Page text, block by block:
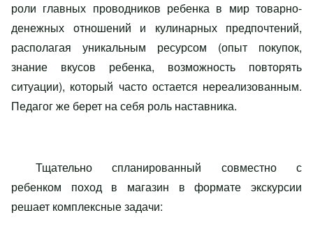
роли главных проводников ребенка в мир товарно-
денежных отношений и кулинарных предпочтений,
располагая уникальным ресурсом (опыт покупок,
знание вкусов ребенка, возможность повторять
ситуации), который часто остается нереализованным.
Педагог же берет на себя роль наставника.
Тщательно спланированный совместно с
ребенком поход в магазин в формате экскурсии
решает комплексные задачи: